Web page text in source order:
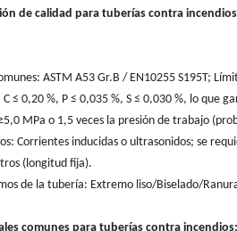
de calidad para tuberías contra
ASTM A53 Gr.B / EN10255 S195T;
≤ 0,20 %, P ≤ 0,035 %, S ≤ 0,030 %, lo que
MPa o 1,5 veces la presión de trabajo
Corrientes inducidas o ultrasonidos; se
(longitud fija).
de la tubería: Extremo liso/Biselado/
comunes para tuberías contra incendios: